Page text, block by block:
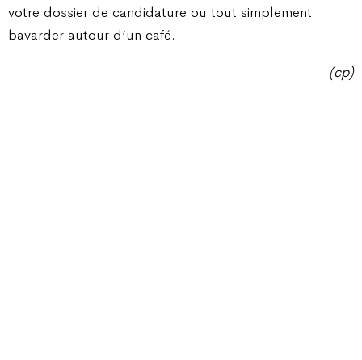
votre dossier de candidature ou tout simplement
bavarder autour d’un café.
(cp)